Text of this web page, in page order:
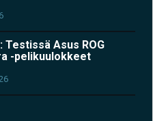
Testissä Asus ROG
-pelikuulokkeet